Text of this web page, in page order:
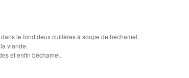
le fond deux cuillères à soupe de béchamel.
viande.
et enfin béchamel.